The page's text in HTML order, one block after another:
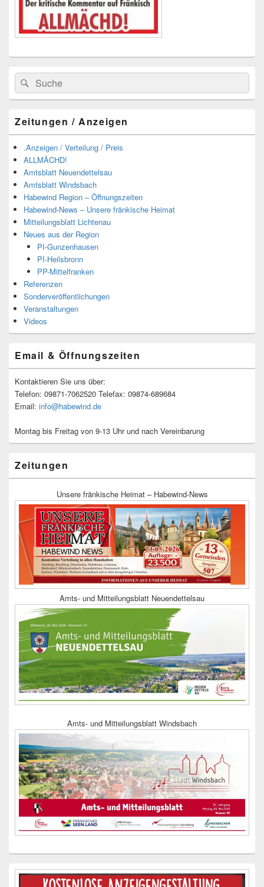
Suchen
nach:
Suchen
Zeitungen / Anzeigen
.Anzeigen / Verteilung / Preis
ALLMÄCHD!
Amtsblatt Neuendettelsau
Amtsblatt Windsbach
Habewind Region – Öffnungszeiten
Habewind-News – Unsere fränkische Heimat
Mitteilungsblatt Lichtenau
Neues aus der Region
PI-Gunzenhausen
PI-Heilsbronn
PP-Mittelfranken
Referenzen
Sonderveröffentlichungen
Veranstaltungen
Videos
Email & Öffnungszeiten
Kontaktieren Sie uns über:
Telefon: 09871-7062520 Telefax: 09874-689684
Email: info@habewind.de
Montag bis Freitag von 9-13 Uhr und nach Vereinbarung
Zeitungen
Unsere fränkische Heimat – Habewind-News
Amts- und Mitteilungsblatt Neuendettelsau
Amts- und Mitteilungsblatt Windsbach